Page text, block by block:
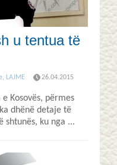
u tentua të
, LAJME 26.04.2015
Kosovës, përmes
dhënë detaje të
shtunës, ku nga ...